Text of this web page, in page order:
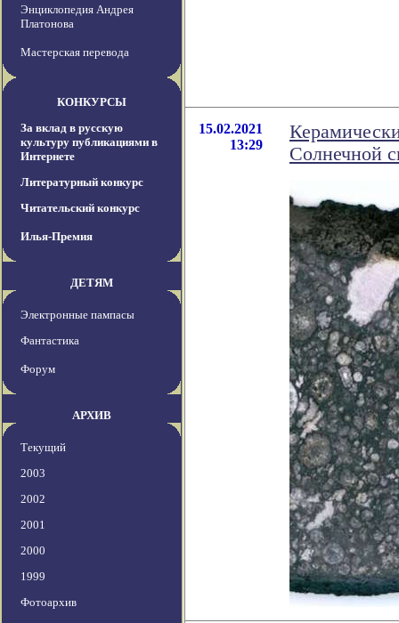
Энциклопедия Андрея
Платонова
Мастерская перевода
КОНКУРСЫ
За вклад в русскую
культуру публикациями в
Интернете
Литературный конкурс
Читательский конкурс
Илья-Премия
ДЕТЯМ
Электронные пампасы
Фантастика
Форум
АРХИВ
Текущий
2003
2002
2001
2000
1999
Фотоархив
15.02.2021
13:29
Солнечной